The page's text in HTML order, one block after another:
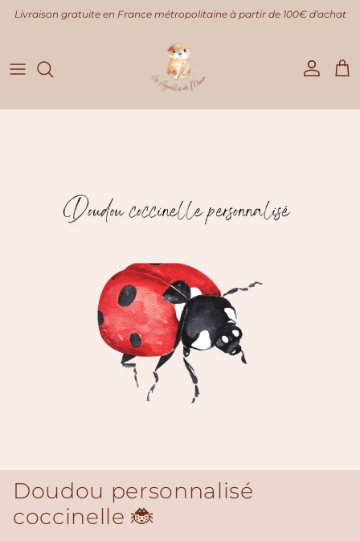
Aller au contenu
Livraison gratuite en France métropolitaine à partir de 100€ d'achat
Compte
Doudou personnalisé
coccinelle 🐞